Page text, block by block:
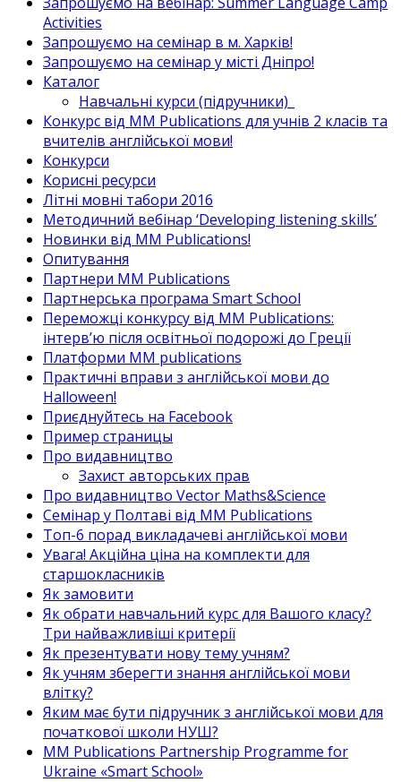
Activities
Запрошуємо на семінар в м. Харків!
Запрошуємо на семінар у місті Дніпро!
Каталог
Навчальні курси (підручники)_
Конкурс від MM Publications для учнів 2 класів та
вчителів англійської мови!
Конкурси
Корисні ресурси
Літні мовні табори 2016
Методичний вебінар ‘Developing listening skills’
Новинки від MM Publications!
Опитування
Партнери MM Publications
Партнерська програма Smart School
Переможці конкурсу від MM Publications:
інтерв’ю після освітньої подорожі до Греції
Платформи MM publications
Практичні вправи з англійської мови до
Halloween!
Приєднуйтесь на Facebook
Пример страницы
Про видавництво
Захист авторських прав
Про видавництво Vector Maths&Science
Семінар у Полтаві від MM Publications
Топ-6 порад викладачеві англійської мови
Увага! Акційна ціна на комплекти для
старшокласників
Як замовити
Як обрати навчальний курс для Вашого класу?
Три найважливіші критерії
Як презентувати нову тему учням?
Як учням зберегти знання англійської мови
влітку?
Яким має бути підручник з англійської мови для
початкової школи НУШ?
MM Publications Partnership Programme for
Ukraine «Smart School»